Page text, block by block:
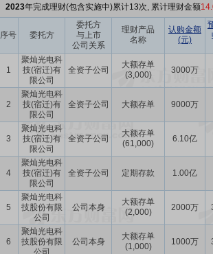
2023年完成理财(包含实施中)累计13次, 累计理财金额
序号 委托方
委托方
与上市
公司关系
理财产品
名称
认购金额
(元)
1
聚灿光电科
技(宿迁)有
限公司
全资子公司
大额存单
(3,000)
3000万
2
聚灿光电科
技(宿迁)有
限公司
全资子公司 大额存单 9000万
3
聚灿光电科
技(宿迁)有
限公司
全资子公司
大额存单
(61,000)
6.10亿
4
聚灿光电科
技(宿迁)有
限公司
全资子公司 定期存款 1.00亿
5
聚灿光电科
技股份有限
公司
公司本身
大额存单
(2,000)
2000万
6
聚灿光电科
技股份有限
公司
公司本身
大额存单
(1,000)
1000万